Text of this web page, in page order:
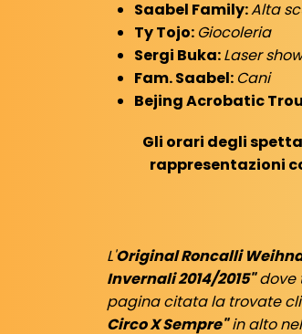
Saabel Family:Alta
Ty Tojo: Giocoleria
Sergi Buka:Laser show
Fam. Saabel: Cani
Bejing Acrobatic
Gli orari degli
rappresentazioni
L'Original Roncalli
Invernali 2014/2015"dove
pagina citata la trovate
Circo X Sempre"in alto